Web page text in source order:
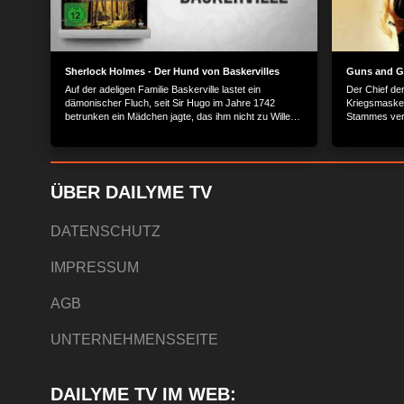
Sherlock Holmes - Der Hund von Baskervilles
Auf der adeligen Familie Baskerville lastet ein
dämonischer Fluch, seit Sir Hugo im Jahre 1742
betrunken ein Mädchen jagte, das ihm nicht zu Willen
Guns and
Der Chief
Stammes
ÜBER DAILYME TV
DATENSCHUTZ
IMPRESSUM
AGB
UNTERNEHMENSSEITE
DAILYME TV IM WEB: